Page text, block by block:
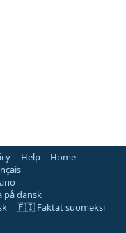
Help
Home
dansk
🇫🇮 Faktat suomeksi